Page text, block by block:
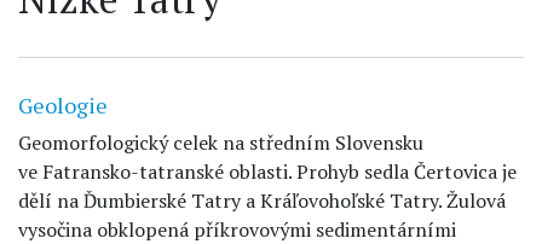
Geologie
Geomorfologický celek na středním Slovensku
ve Fatransko-tatranské oblasti. Prohyb sedla Čertovica je
dělí na Ďumbierské Tatry a Kráľovohoľské Tatry. Žulová
vysočina obklopená příkrovovými sedimentárními